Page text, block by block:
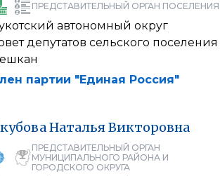
ПРЕДСТАВИТЕЛЬНЫЙ ОРГАН ПОСЕЛЕНИЯ
автономный округ
депутатов сельского поселения
партии "Единая Россия"
НатальяВикторовна
ПРЕДСТАВИТЕЛЬНЫЙ ОРГАН
МУНИЦИПАЛЬНОГО РАЙОНА И
ГОРОДСКОГО ОКРУГА